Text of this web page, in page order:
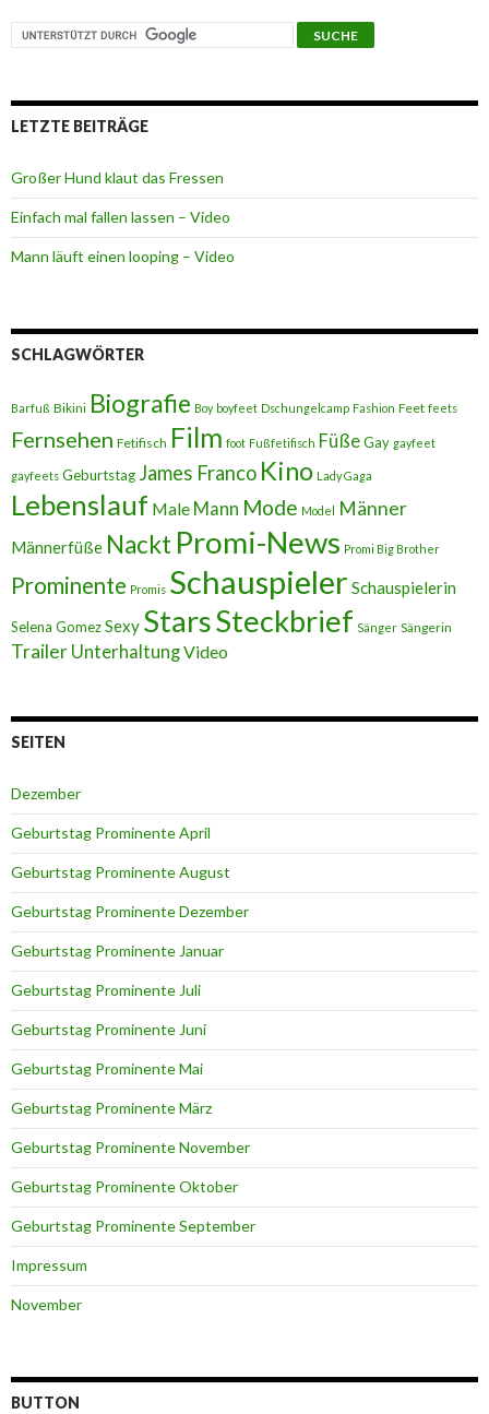
LETZTE BEITRÄGE
Großer Hund klaut das Fressen
Einfach mal fallen lassen – Video
Mann läuft einen looping – Video
SCHLAGWÖRTER
Barfuß Bikini Biografie Boy boyfeet Dschungelcamp Fashion Feet feets
Fernsehen Fetifisch Film foot Fußfetifisch FüßeGay gayfeet
gayfeets Geburtstag James Franco Kino Lady Gaga
Lebenslauf Male Mann Mode Model Männer
Männerfüße Nackt Promi-News Promi Big Brother
Prominente Promis Schauspieler Schauspielerin
Selena GomezSexy StarsSteckbrief Sänger Sängerin
Trailer UnterhaltungVideo
SEITEN
Dezember
Geburtstag Prominente April
Geburtstag Prominente August
Geburtstag Prominente Dezember
Geburtstag Prominente Januar
Geburtstag Prominente Juli
Geburtstag Prominente Juni
Geburtstag Prominente Mai
Geburtstag Prominente März
Geburtstag Prominente November
Geburtstag Prominente Oktober
Geburtstag Prominente September
Impressum
November
BUTTON